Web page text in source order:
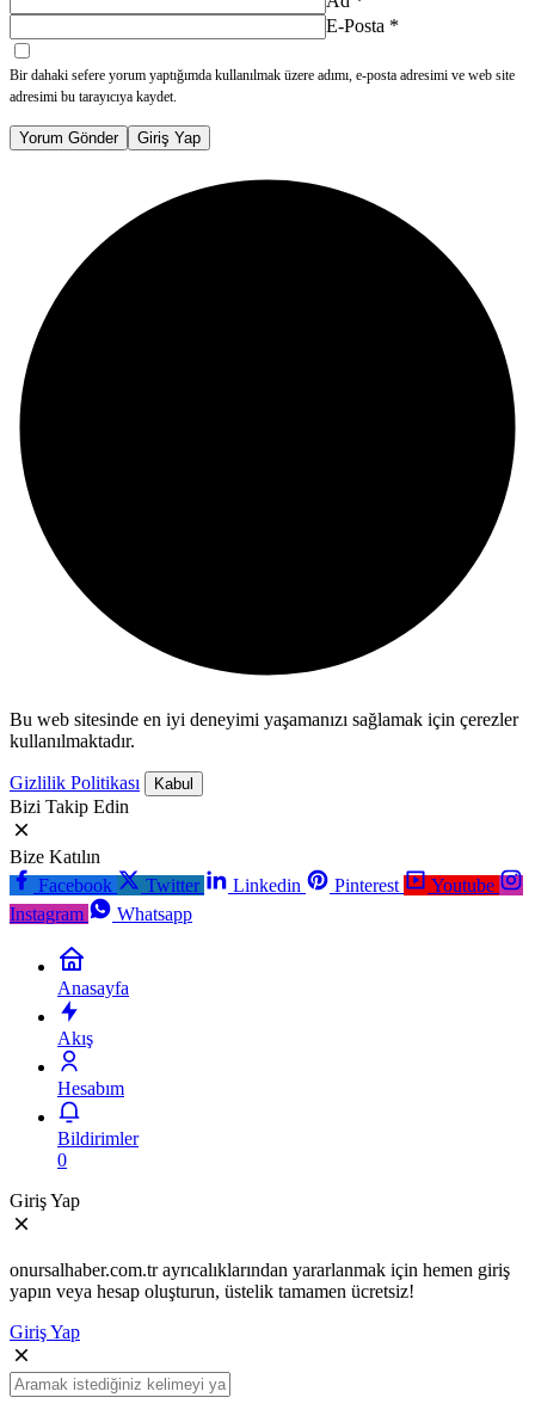
E-Posta *
Bir dahaki sefere yorum yaptığımda kullanılmak üzere adımı, e-posta adresimi ve web site
adresimi bu tarayıcıya kaydet.
Yorum Gönder Giriş Yap
Bu web sitesinde en iyi deneyimi yaşamanızı sağlamak için çerezler
kullanılmaktadır.
Gizlilik Politikası Kabul
Bizi Takip Edin
Bize Katılın
Facebook
Twitter Linkedin Pinterest
Youtube
Instagram
Whatsapp
Anasayfa
Akış
Hesabım
Bildirimler
0
Giriş Yap
onursalhaber.com.tr ayrıcalıklarından yararlanmak için hemen giriş
yapın veya hesap oluşturun, üstelik tamamen ücretsiz!
Giriş Yap